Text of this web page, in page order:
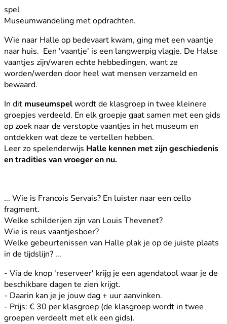
spel
Museumwandeling met opdrachten.
Wie naar Halle op bedevaart kwam, ging met een vaantje
naar huis. Een 'vaantje' is een langwerpig vlagje. De Halse
vaantjes zijn/waren echte hebbedingen, want ze
worden/werden door heel wat mensen verzameld en
bewaard.
In dit museumspelwordt de klasgroep in twee kleinere
groepjes verdeeld. En elk groepje gaat samen met een gids
op zoek naar de verstopte vaantjes in het museum en
ontdekken wat deze te vertellen hebben.
Leer zo spelenderwijs Halle kennen met zijn geschiedenis
en tradities van vroeger en nu.
... Wie is Francois Servais? En luister naar een cello
fragment.
Welke schilderijen zijn van Louis Thevenet?
Wie is reus vaantjesboer?
Welke gebeurtenissen van Halle plak je op de juiste plaats
in de tijdslijn? ...
- Via de knop 'reserveer' krijg je een agendatool waar je de
beschikbare dagen te zien krijgt.
- Daarin kan je je jouw dag + uur aanvinken.
- Prijs: € 30 per klasgroep (de klasgroep wordt in twee
groepen verdeelt met elk een gids).